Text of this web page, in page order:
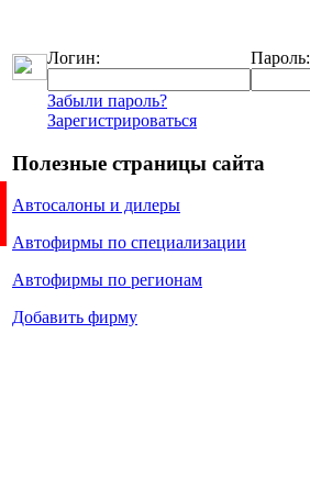
Логин: Пароль:
Забыли пароль?
Зарегистрироваться
Полезные страницы сайта
Автосалоны и дилеры
Автофирмы по специализации
Автофирмы по регионам
Добавить фирму